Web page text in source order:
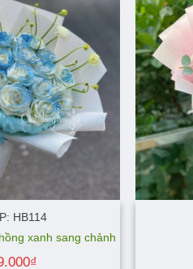
HB114
xanh sang chảnh
₫